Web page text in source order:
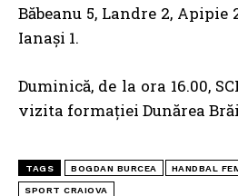
Băbeanu 5, Landre 2, Apipie
Ianași 1.
Duminică, de la ora 16.00,
vizita formației Dunărea
TAGS BOGDAN BURCEA HANDBAL
SPORT CRAIOVA